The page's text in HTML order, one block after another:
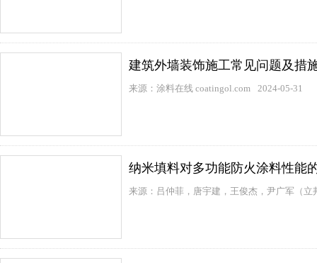
建筑外墙装饰施工常见问题及措
来源：涂料在线 coatingol.com 2024-05-31
纳米填料对多功能防火涂料性能
来源：吕仲菲，唐宇建，王俊杰，尹广军（